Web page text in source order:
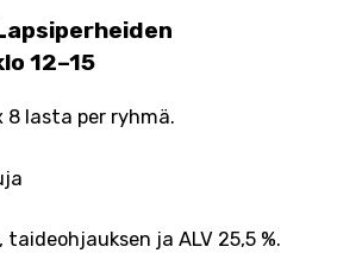
12–15
8 lasta per ryhmä.
ja ALV 25,5 %.